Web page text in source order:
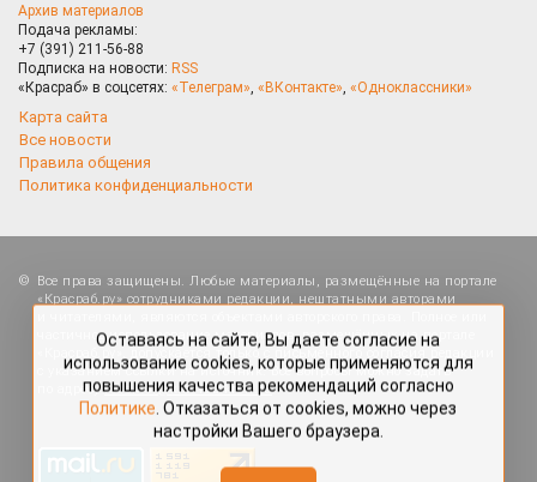
Архив материалов
Подача рекламы:
+7 (391) 211-56-88
Подписка на новости: RSS
«Красраб» в соцсетях: «Телеграм», «ВКонтакте», «Одноклассники»
Карта сайта
Все новости
Правила общения
Политика конфиденциальности
Все права защищены. Любые материалы, размещённые на портале
«Красраб.ру» сотрудниками редакции, нештатными авторами
частичное использование материалов, размещённых на портале
«Красраб.ру», допускается только с письменного согласия редакции
с указанием ссылки на источник. Все вопросы можно задать
по адресуredaktor@krasrab.krsn.ru.
использование cookies, которые применяются для
повышения качества рекомендаций согласно
Политике. Отказаться от cookies, можно через
настройки Вашего браузера.
OK